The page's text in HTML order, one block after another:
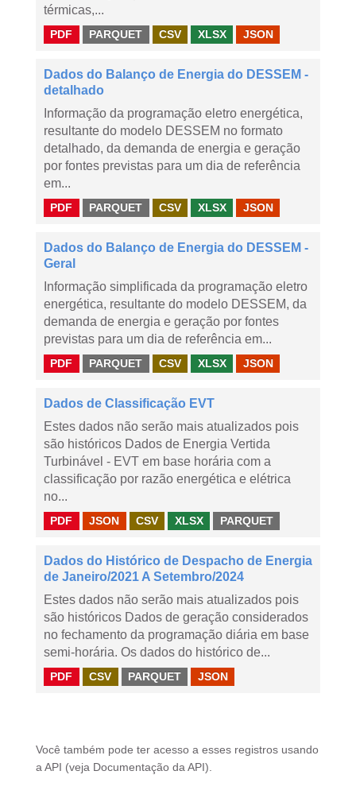
térmicas,...
PDF PARQUET CSV XLSX JSON
Dados do Balanço de Energia do DESSEM -
detalhado
Informação da programação eletro energética,
resultante do modelo DESSEM no formato
detalhado, da demanda de energia e geração
por fontes previstas para um dia de referência
em...
PDF PARQUET CSV XLSX JSON
Dados do Balanço de Energia do DESSEM -
Geral
Informação simplificada da programação eletro
energética, resultante do modelo DESSEM, da
demanda de energia e geração por fontes
previstas para um dia de referência em...
PDF PARQUET CSV XLSX JSON
Dados de Classificação EVT
Estes dados não serão mais atualizados pois
são históricos Dados de Energia Vertida
Turbinável - EVT em base horária com a
classificação por razão energética e elétrica
no...
PDF JSON CSV XLSX PARQUET
Dados do Histórico de Despacho de Energia
de Janeiro/2021 A Setembro/2024
Estes dados não serão mais atualizados pois
são históricos Dados de geração considerados
no fechamento da programação diária em base
semi-horária. Os dados do histórico de...
PDF CSV PARQUET JSON
Você também pode ter acesso a esses registros usando
a API (veja Documentação da API ).